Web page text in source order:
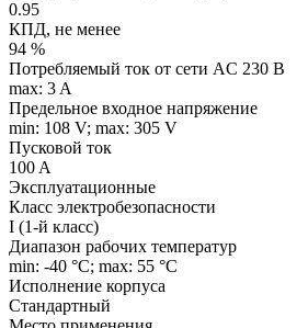
0.95
КПД, не менее
94 %
Потребляемый ток от сети AC 230 В
max: 3 A
Предельное входное напряжение
min: 108 V; max: 305 V
Пусковой ток
100 A
Эксплуатационные
Класс электробезопасности
I (1-й класс)
Диапазон рабочих температур
min: -40 °C; max: 55 °C
Исполнение корпуса
Стандартный